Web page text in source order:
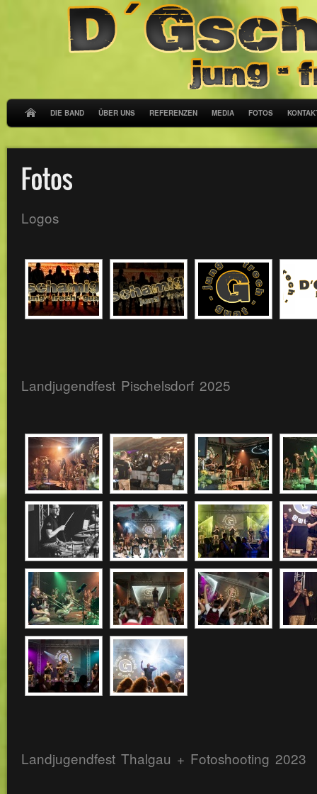
DIE BAND ÜBER UNS REFERENZEN MEDIA FOTOS
Logos
Landjugendfest Pischelsdorf 2025
Landjugendfest Thalgau + Fotoshooting 2023